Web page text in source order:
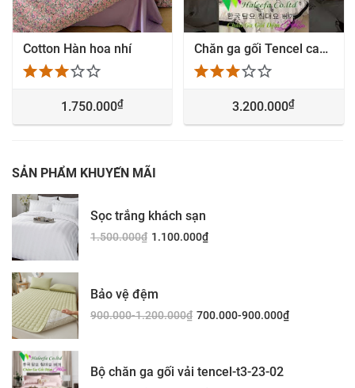
Cotton Hàn hoa nhí
1.750.000₫
Chăn ga gối Tencel cao cấp T3-23-01
3.200.000₫
SẢN PHẨM KHUYẾN MÃI
Sọc trắng khách sạn
1.500.000₫ 1.100.000₫
Bảo vệ đệm
900.000-1.200.000₫ 700.000-900.000₫
Bộ chăn ga gối vải tencel-t3-23-02